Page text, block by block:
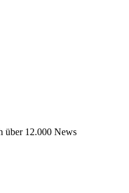
über 12.000 News